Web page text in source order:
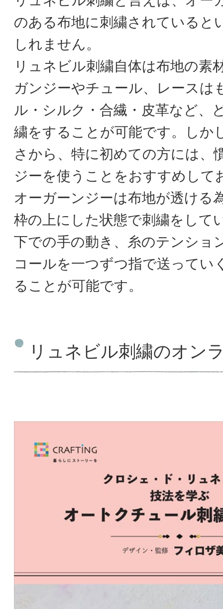
のある布地に刺繍されていると
しれません。
リュネビル刺繍自体は布地の素
ガンジーやチュール、レースは
ル・シルク・合繊・皮革など、
繍をすることが可能です。しか
さから、特に初めての方には、
ジーを使うことをおすすめして
オーガーンジーは布地が透ける
枠の上にした状態で刺繍をして
下での手の動き、糸のテンショ
コールを一つずつ指で送ってい
ることが可能です。
リュネビル刺繍のオン